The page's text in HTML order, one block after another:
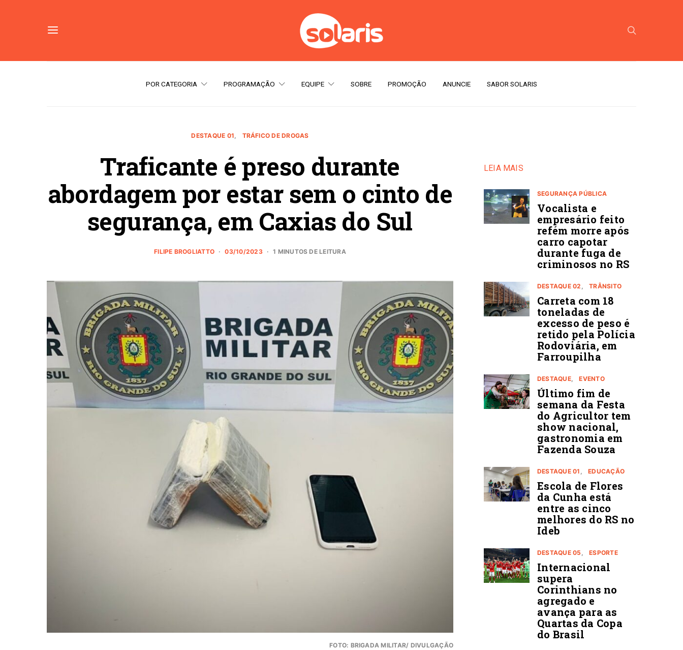
POR CATEGORIA PROGRAMAÇÃO EQUIPE SOBRE PROMOÇÃO ANUNCIE SABOR SOLARIS
DESTAQUE 01 TRÁFICO DE DROGAS
Traficante é preso durante
abordagem por estar sem o cinto de
segurança, em Caxias do Sul
FILIPE BROGLIATTO 03/10/2023 1 MINUTOS DE LEITURA
FOTO: BRIGADA MILITAR/ DIVULGAÇÃO
LEIA MAIS
SEGURANÇA PÚBLICA
Vocalista e
empresário feito
refém morre após
carro capotar
durante fuga de
criminosos no RS
DESTAQUE 02 TRÂNSITO
Carreta com 18
toneladas de
excesso de peso é
retido pela Polícia
Rodoviária, em
Farroupilha
DESTAQUE EVENTO
Último fim de
semana da Festa
do Agricultor tem
show nacional,
gastronomia em
Fazenda Souza
DESTAQUE 01 EDUCAÇÃO
Escola de Flores
da Cunha está
entre as cinco
melhores do RS no
Ideb
DESTAQUE 05 ESPORTE
Internacional
supera
Corinthians no
agregado e
avança para as
Quartas da Copa
do Brasil